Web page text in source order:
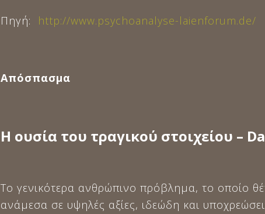
Πηγή: http://www.psychoanalyse-laienforum.de/
Απόσπασμα
Η ουσία του τραγικού στοιχείου –
Το γενικότερα ανθρώπινο πρόβλημα, το οποίο
ανάμεσα σε υψηλές αξίες, ιδεώδη και